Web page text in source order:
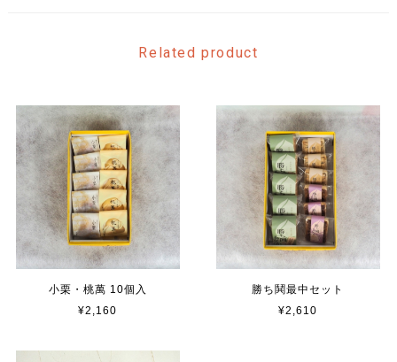
Related product
小栗・桃萬 10個入
¥2,160
勝ち鬨最中セット
¥2,610